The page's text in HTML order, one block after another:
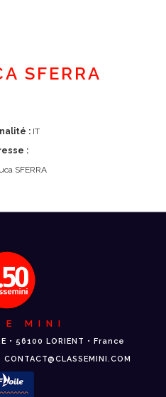
SFERRA
: IT
:
MINI
• 56100 LORIENT • France